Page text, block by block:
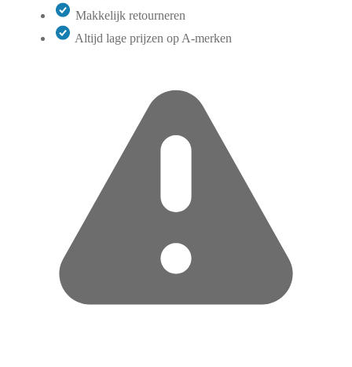
Makkelijk retourneren
Altijd lage prijzen op A-merken